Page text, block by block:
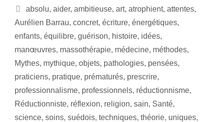
absolu, aider, ambitieuse, art, atrophient, attentes,
Aurélien Barrau, concret, écriture, énergétiques,
enfants, équilibre, guérison, histoire, idées,
manœuvres, massothérapie, médecine, méthodes,
Mythes, mythique, objets, pathologies, pensées,
praticiens, pratique, prématurés, prescrire,
professionnalisme, professionnels, réductionnisme,
Réductionniste, réflexion, religion, sain, Santé,
science, soins, suédois, techniques, théorie, uniques,